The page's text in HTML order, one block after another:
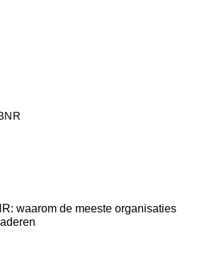
waarom de meeste organisaties